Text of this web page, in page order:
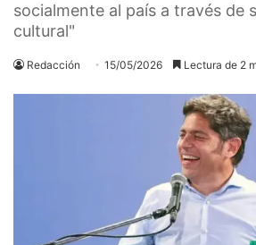
socialmente al país a través de
cultural"
Redacción 15/05/2026 Lectura de 2